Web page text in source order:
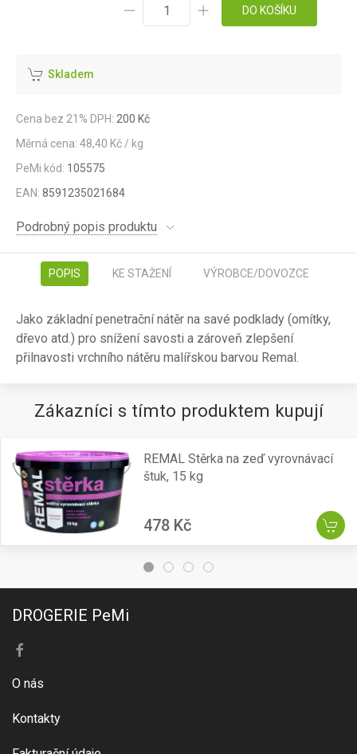
DO KOŠÍKU
Skladem
Cena bez 21% DPH: 200 Kč
Měrná cena: 48,40 Kč / kg
PeMi kód: 105575
EAN: 8591235021684
Podrobný popis produktu
POPIS KE STAŽENÍ VÝROBCE/DOVOZCE
Jako základní penetrační nátěr na savé podklady (omítky,
dřevo atd.) pro snížení savosti a zároveň zlepšení
přilnavosti vrchního nátěru malířskou barvou Remal.
Zákazníci s tímto produktem kupují
REMAL Stěrka na zeď vyrovnávací
štuk, 15 kg
478 Kč
DROGERIE PeMi
O nás
Kontakty